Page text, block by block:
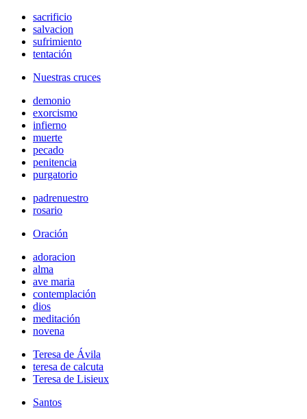
sacrificio
salvacion
sufrimiento
tentación
Nuestras cruces
demonio
exorcismo
infierno
muerte
pecado
penitencia
purgatorio
padrenuestro
rosario
Oración
adoracion
alma
ave maria
contemplación
dios
meditación
novena
Teresa de Ávila
teresa de calcuta
Teresa de Lisieux
Santos